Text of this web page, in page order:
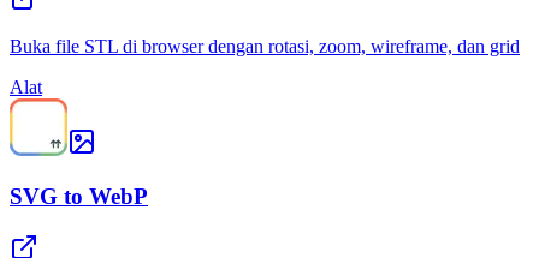
Buka file STL di browser dengan rotasi, zoom, wireframe, dan grid
Alat
SVG to WebP